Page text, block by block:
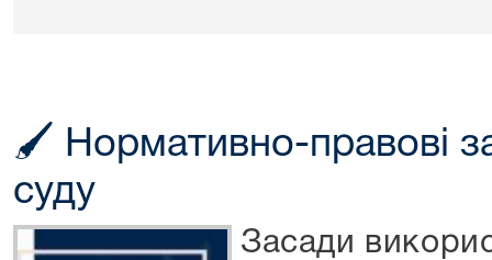
🖌 Нормативно-правові
суду
Засади